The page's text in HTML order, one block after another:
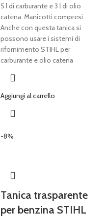
5 l di carburante e 3 l di olio
catena. Manicotti compresi.
Anche con questa tanica si
possono usare i sistemi di
rifornimento STIHL per
carburante e olio catena
Aggiungi al carrello
-8%
Tanica trasparente
per benzina STIHL